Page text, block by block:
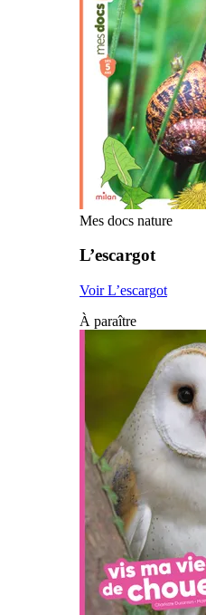
Mes docs nature
L’escargot
Voir L’escargot
À paraître